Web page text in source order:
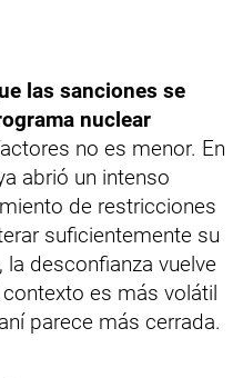
las sanciones se
nuclear
no es menor. En
abrió un intenso
de restricciones
suficientemente su
desconfianza vuelve
es más volátil
parece más cerrada.